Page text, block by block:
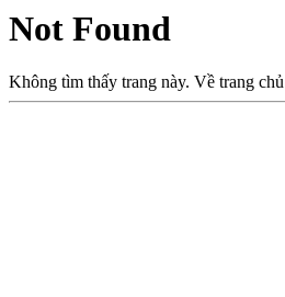
Not Found
Không tìm thấy trang này. Về trang chủ